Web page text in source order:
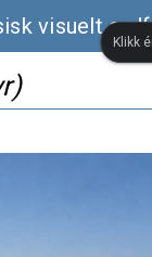
visuelt
Klikk